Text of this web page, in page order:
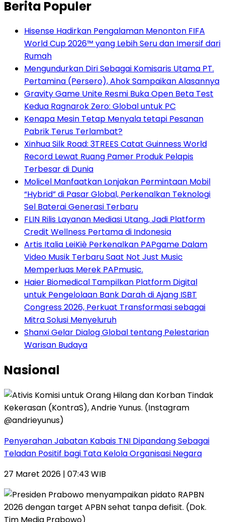
Berita Populer
Hisense Hadirkan Pengalaman Menonton FIFA
World Cup 2026™ yang Lebih Seru dan Imersif dari
Rumah
Mengundurkan Diri Sebagai Komisaris Utama PT.
Pertamina (Persero), Ahok Sampaikan Alasannya
Gravity Game Unite Resmi Buka Open Beta Test
Kedua Ragnarok Zero: Global untuk PC
Kenapa Mesin Tetap Menyala tetapi Pesanan
Pabrik Terus Terlambat?
Xinhua Silk Road: 3TREES Catat Guinness World
Record Lewat Ruang Pamer Produk Pelapis
Terbesar di Dunia
Molicel Manfaatkan Lonjakan Permintaan Mobil
“Hybrid” di Pasar Global, Perkenalkan Teknologi
Sel Baterai Generasi Terbaru
FLIN Rilis Layanan Mediasi Utang, Jadi Platform
Credit Wellness Pertama di Indonesia
Artis Italia LeiKiè Perkenalkan PAPgame Dalam
Video Musik Terbaru Saat Not Just Music
Memperluas Merek PAPmusic.
Haier Biomedical Tampilkan Platform Digital
untuk Pengelolaan Bank Darah di Ajang ISBT
Congress 2026, Perkuat Transformasi sebagai
Mitra Solusi Menyeluruh
Shanxi Gelar Dialog Global tentang Pelestarian
Warisan Budaya
Nasional
Penyerahan Jabatan Kabais TNI Dipandang Sebagai
Teladan Positif bagi Tata Kelola Organisasi Negara
27 Maret 2026 | 07:43 WIB